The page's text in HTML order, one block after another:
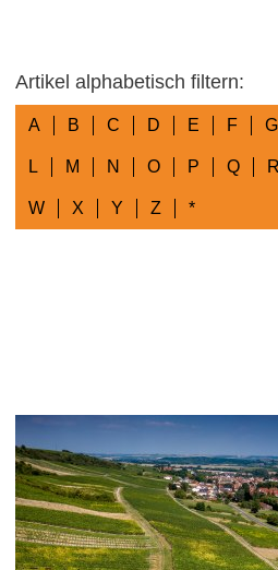
Artikel alphabetisch filtern:
A B C D E F G
L M N O P Q R
W X Y Z *
Jugenheimer Goldberg
Ein Berg wie Gold und der